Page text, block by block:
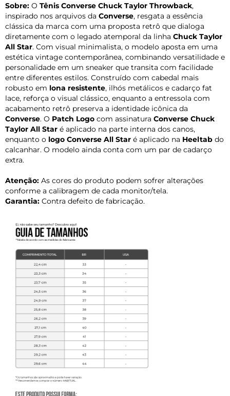
Sobre: O Tênis Converse Chuck Taylor Throwback,
inspirado nos arquivos da Converse, resgata a essência
clássica da marca com uma proposta retrô que dialoga
diretamente com o legado atemporal da linha Chuck Taylor
All Star. Com visual minimalista, o modelo aposta em uma
estética vintage contemporânea, combinando versatilidade e
personalidade em um sneaker que transita com facilidade
entre diferentes estilos. Construído com cabedal mais
robusto em lona resistente, ilhós metálicos e cadarço fat
lace, reforça o visual clássico, enquanto a entressola com
acabamento retrô preserva a identidade icônica da
Converse. O Patch Logo com assinatura Converse Chuck
Taylor All Star é aplicado na parte interna dos canos,
enquanto o logo Converse All Star é aplicado na Heeltab do
calcanhar. O modelo ainda conta com um par de cadarço
extra.
Atenção: As cores do produto podem sofrer alterações
conforme a calibragem de cada monitor/tela.
Garantia: Contra defeito de fabricação.